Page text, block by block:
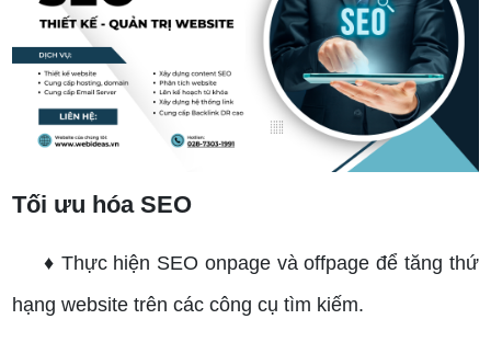
Tối ưu hóa SEO
♦ Thực hiện SEO onpage và offpage để tăng thứ
hạng website trên các công cụ tìm kiếm.